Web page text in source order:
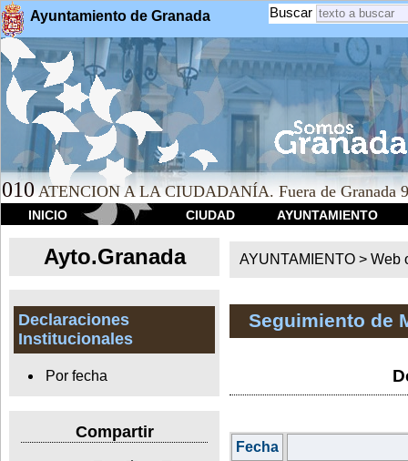
Ayuntamiento de Granada Buscar
010 ATENCION A LA CIUDADANÍA. Fuera de Granada
INICIO CIUDAD AYUNTAMIENTO
Ayto.Granada
Declaraciones
Institucionales
Por fecha
Compartir
AYUNTAMIENTO > Web
Seguimiento de
Fecha